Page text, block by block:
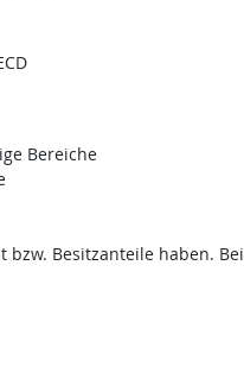
Bereiche
Besitzanteile haben. Bei